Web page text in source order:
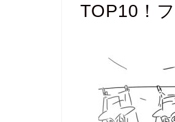
TOP10！